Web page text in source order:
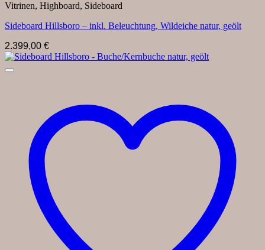
Vitrinen, Highboard, Sideboard
Sideboard Hillsboro – inkl. Beleuchtung, Wildeiche natur, geölt
2.399,00 €